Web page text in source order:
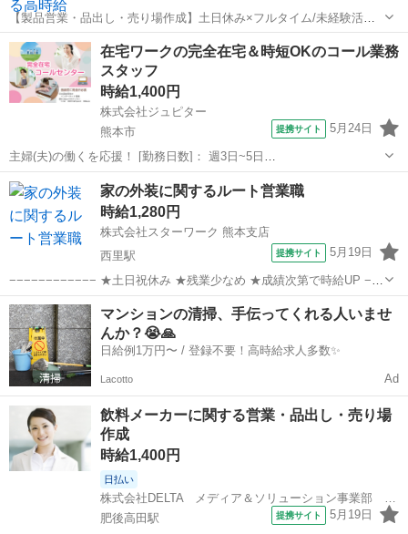
【製品営業・品出し・売り場作成】土日休み×フルタイム/未経験活躍
中/日払いOK 【WEB】または【お電話】にて 気軽にご応募下さい。
応募の詳細や質問事項などもお気軽にどうぞ。 ●WEB 受付時間：24時
間受付中！ ※ご...
熊本 八代市 営業
在宅ワークの完全在宅＆時短OKのコール業務
スタッフ
時給1,400円
株式会社ジュピター
熊本市
提携サイト 5月24日
主婦(夫)の働くを応援！ [勤務日数]： 週3日~5日
09:00~13:00/09:00~15:00/10:00~14:00/12:00~16:00/13:00~19:00 月/
火/水/木/金 などから選べます [勤務...
熊本 熊本市 営業
家の外装に関するルート営業職
時給1,280円
株式会社スターワーク 熊本支店
西里駅
提携サイト 5月19日
−−−−−−−−−−−− ★土日祝休み ★残業少なめ ★成績次第で時給UP −−
−−−−−−−−−− 【社用車でのルート営業】 家の外壁工事の営業をお願
いします。 ※打合せから工事が完成するまでを 担当します。 ◎フ
リ...
熊本 熊本市 営業
マンションの清掃、手伝ってくれる人いませ
んか？😭🙏
日給例1万円〜 / 登録不要！高時給求人多数✨
Lacotto Ad
飲料メーカーに関する営業・品出し・売り場
作成
時給1,400円
日払い
肥後高田駅
提携サイト 5月19日